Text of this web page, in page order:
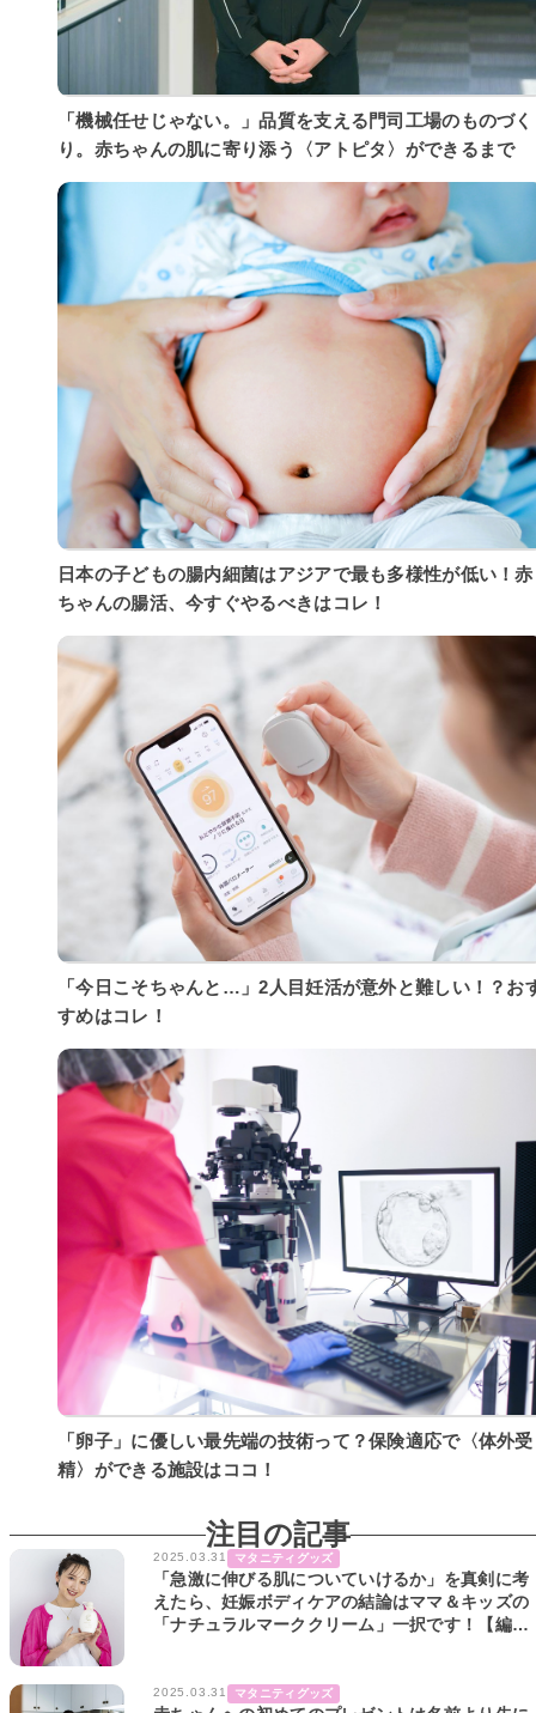
「機械任せじゃない。」品質を支える門司工場のものづく
り。赤ちゃんの肌に寄り添う〈アトピタ〉ができるまで
日本の子どもの腸内細菌はアジアで最も多様性が低い！赤
ちゃんの腸活、今すぐやるべきはコレ！
「今日こそちゃんと…」2人目妊活が意外と難しい！？お
すめはコレ！
「卵子」に優しい最先端の技術って？保険適応で〈体外受
精〉ができる施設はココ！
注目の記事
2025.03.31 マタニティグッズ
「急激に伸びる肌についていけるか」を真剣に考
えたら、妊娠ボディケアの結論はママ＆キッズの
「ナチュラルマーククリーム」一択です！【編集
2025.03.31 マタニティグッズ